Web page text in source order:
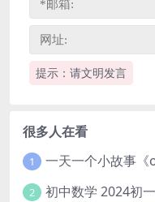
提示：请文明发言
很多人在看
1
2